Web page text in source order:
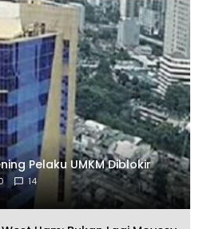
Pelaku UMKM Diblokir
14